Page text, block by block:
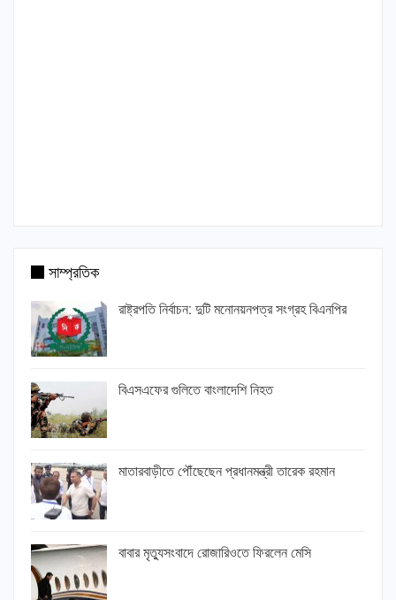
সাম্প্রতিক
রাষ্ট্রপতি নির্বাচন: দুটি মনোনয়নপত্র সংগ্রহ বিএনপির
বিএসএফের গুলিতে বাংলাদেশি নিহত
মাতারবাড়ীতে পৌঁছেছেন প্রধানমন্ত্রী তারেক রহমান
বাবার মৃত্যুসংবাদে রোজারিওতে ফিরলেন মেসি